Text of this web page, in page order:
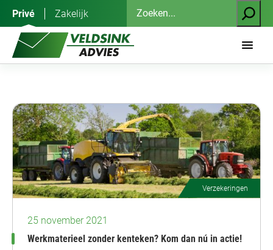
inhoud
Privé Zakelijk
Zoeken
Verzekeringen
25 november 2021
Werkmaterieel zonder kenteken? Kom dan nú in actie!